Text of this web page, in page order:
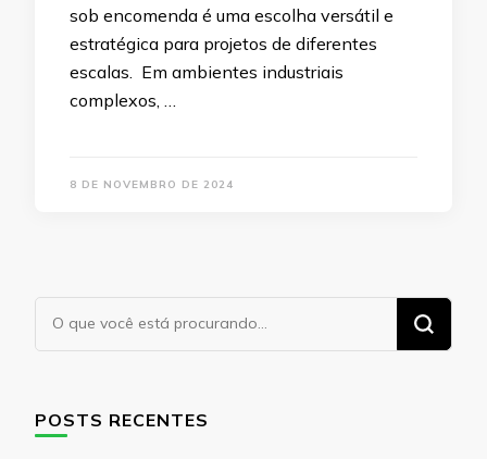
sob encomenda é uma escolha versátil e
estratégica para projetos de diferentes
escalas. Em ambientes industriais
complexos, …
8 DE NOVEMBRO DE 2024
Procurando
POSTS RECENTES